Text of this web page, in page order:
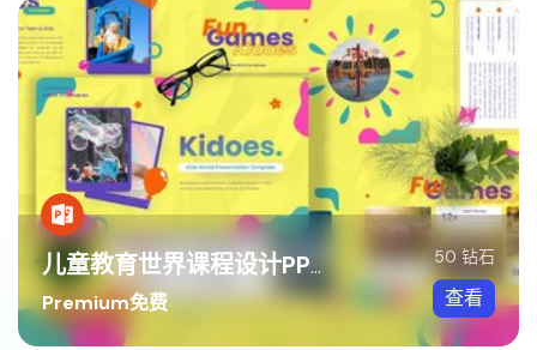
儿童教育世界课程设计PPT模板
Premium免费
50 钻石
查看